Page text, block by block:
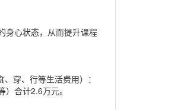
身心状态，从而提升课程
穿、行等生活费用）：
合计2.6万元。